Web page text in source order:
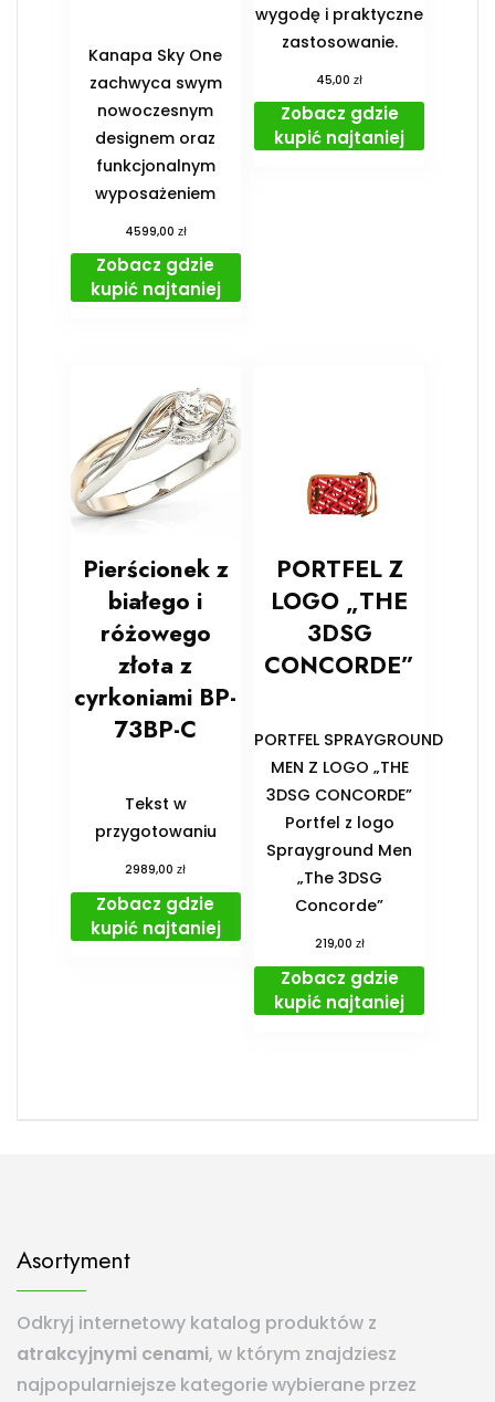
Kanapa Sky One
zachwyca swym
nowoczesnym
designem oraz
funkcjonalnym
wyposażeniem
4599,00 zł
Zobacz gdzie
kupić najtaniej
wygodę i praktyczne
zastosowanie.
45,00zł
Zobacz gdzie
kupić najtaniej
Pierścionek z
białego i
różowego
złota z
cyrkoniami BP-
73BP-C
Tekst w
przygotowaniu
2989,00zł
Zobacz gdzie
kupić najtaniej
PORTFEL Z
LOGO „THE
3DSG
CONCORDE”
PORTFEL SPRAYGROUND
MEN Z LOGO „THE
3DSG CONCORDE”
Portfel z logo
Sprayground Men
„The 3DSG
Concorde”
219,00 zł
Zobacz gdzie
kupić najtaniej
Asortyment
Odkryj internetowy katalog produktów z
atrakcyjnymi cenami, w którym znajdziesz
najpopularniejsze kategorie wybierane przez